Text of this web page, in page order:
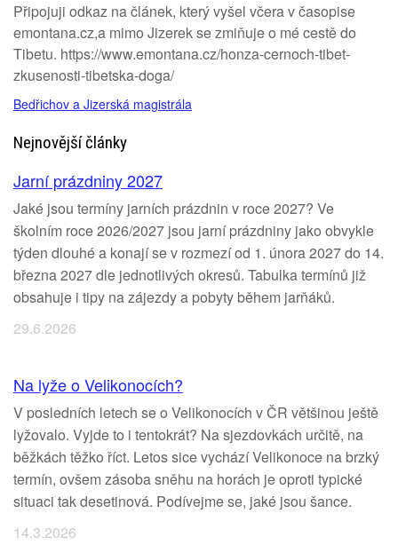
Připojuji odkaz na článek, který vyšel včera v časopise
emontana.cz,a mimo Jizerek se zmiňuje o mé cestě do
Tibetu. https://www.emontana.cz/honza-cernoch-tibet-
zkusenosti-tibetska-doga/
Bedřichov a Jizerská magistrála
Nejnovější články
Jarní prázdniny 2027
Jaké jsou termíny jarních prázdnin v roce 2027? Ve
školním roce 2026/2027 jsou jarní prázdniny jako obvykle
týden dlouhé a konají se v rozmezí od 1. února 2027 do 14.
března 2027 dle jednotlivých okresů. Tabulka termínů již
obsahuje i tipy na zájezdy a pobyty během jarňáků.
29.6.2026
Na lyže o Velikonocích?
V posledních letech se o Velikonocích v ČR většinou ještě
lyžovalo. Vyjde to i tentokrát? Na sjezdovkách určitě, na
běžkách těžko říct. Letos sice vychází Velikonoce na brzký
termín, ovšem zásoba sněhu na horách je oproti typické
situaci tak desetinová. Podívejme se, jaké jsou šance.
14.3.2026